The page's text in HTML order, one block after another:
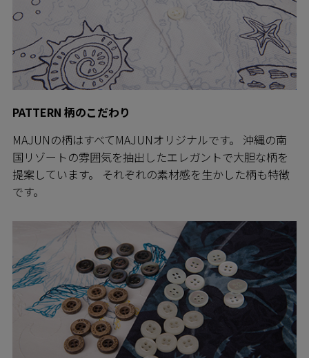
PATTERN 柄のこだわり
MAJUNの柄はすべてMAJUNオリジナルです。 沖縄の南
国リゾートの雰囲気を抽出したエレガントで大胆な柄を
提案しています。 それぞれの素材感を生かした柄も特徴
です。